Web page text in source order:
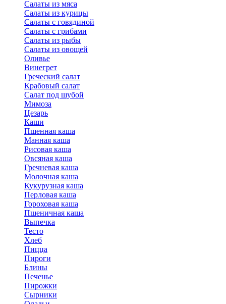
Салаты из мяса
Салаты из курицы
Салаты с говядиной
Салаты с грибами
Салаты из рыбы
Салаты из овощей
Оливье
Винегрет
Греческий салат
Крабовый салат
Салат под шубой
Мимоза
Цезарь
Каши
Пшенная каша
Манная каша
Рисовая каша
Овсяная каша
Гречневая каша
Молочная каша
Кукурузная каша
Перловая каша
Гороховая каша
Пшеничная каша
Выпечка
Тесто
Хлеб
Пицца
Пироги
Блины
Печенье
Пирожки
Сырники